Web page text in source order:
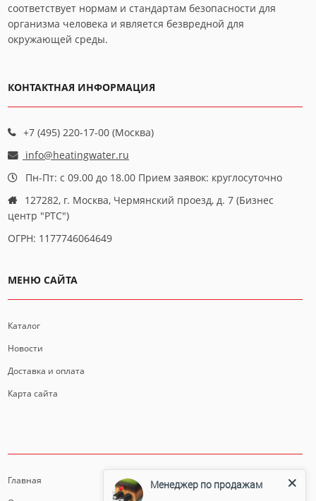
соответствует нормам и стандартам безопасности для
организма человека и является безвредной для
окружающей среды.
КОНТАКТНАЯ ИНФОРМАЦИЯ
+7 (495) 220-17-00 (Москва)
info@heatingwater.ru
Пн-Пт: с 09.00 до 18.00 Прием заявок: круглосуточно
127282, г. Москва, Чермянский проезд, д. 7 (Бизнес
центр "РТС")
ОГРН: 1177746064649
МЕНЮ САЙТА
Каталог
Новости
Доставка и оплата
Карта сайта
Главная
Менеджер по продажам